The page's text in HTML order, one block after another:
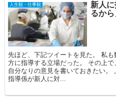
人生観・仕事観
新人
るか
先ほど、下記ツイートを見た。 私
方に指導する立場だった。 その上で
自分なりの意見を書いておきたい。
指導係が新人に対...